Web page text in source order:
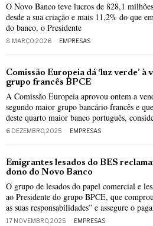
O Novo Banco teve lucros de 828,1
desde a sua criação e mais 11,2% do que
do banco, o Presidente
8 MARÇO, 2026 EMPRESAS
Comissão Europeia dá ‘luz verde’
grupo francês BPCE
A Comissão Europeia aprovou ontem a
segundo maior grupo bancário francês e
deste quarto maior banco português,
6 DEZEMBRO, 2025 EMPRESAS
Emigrantes lesados do BES
dono do Novo Banco
O grupo de lesados do papel comercial e
ao Presidente do grupo BPCE, que
as suas responsabilidades” e assegure o
17 NOVEMBRO, 2025 EMPRESAS